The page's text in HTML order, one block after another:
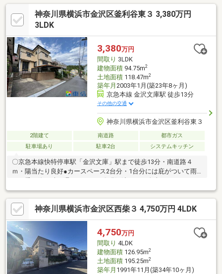
◎平潟湾まで約100ｍ！海の公園、野島公園、八景島シーパラダ
イスなどが身近にあります。＜交通アクセス＞①京急線、金沢シ
ーサイドライン「金沢八景」駅徒歩12分②金沢シーサイドライン
急線「追浜」駅徒歩22分
神奈川県横浜市金沢区釜利谷東３ 3,380万円
3LDK
3,380万円
間取り 3LDK
建物面積94.75m2
土地面積118.47m2
築年月 2003年1月(築23年8ヶ月)
京急本線 金沢文庫駅 徒歩13分
その他の交通
神奈川県横浜市金沢区釜利谷東３
2階建て 南道路
都市ガス
駐車場あり
駐車2台 システムキッチン
〇京急本線快特停車駅「金沢文庫」駅まで徒歩13分・南道路４
ｍ・陽当たり良好●カースペース2台分・1台分には庇がついて雨
可能です。 浴室はヤマハのシステムバスで音楽が聴ける設備付
き。●全ての設備を動作確認をしておりません。一部故障してい
る可能性あります。
神奈川県横浜市金沢区西柴３ 4,750万円 4LDK
4,750万円
間取り 4LDK
建物面積126.95m2
土地面積195.25m2
築年月 1991年11月(築34年10ヶ月)